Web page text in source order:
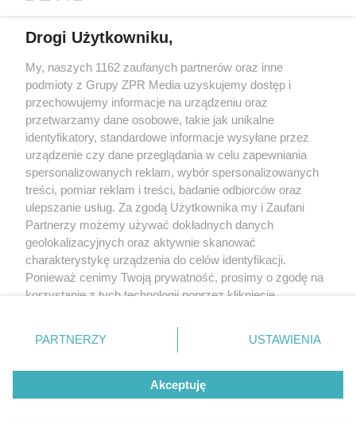
Żaden utwór zamieszczony w serwisie nie może być powielany i
rozpowszechniany lub dalej rozpowszechniany w jakikolwiek sposób (w
tym także elektroniczny lub mechaniczny) na jakimkolwiek polu
eksploatacji w jakiejkolwiek formie, włącznie z umieszczaniem w Internecie
bez pisemnej zgody właściciela praw. Jakiekolwiek użycie lub
wykorzystanie utworów w całości lub w części z naruszeniem prawa, tzn.
bez właściwej zgody, jest zabronione pod groźbą kary i może być ścigane
O nas
© 2026 Grupa ZPR Media
Drogi Użytkowniku,
My, naszych 1162 zaufanych partnerów oraz inne
podmioty z Grupy ZPR Media uzyskujemy dostęp i
przechowujemy informacje na urządzeniu oraz
przetwarzamy dane osobowe, takie jak unikalne
identyfikatory, standardowe informacje wysyłane przez
urządzenie czy dane przeglądania w celu zapewniania
spersonalizowanych reklam, wybór spersonalizowanych
treści, pomiar reklam i treści, badanie odbiorców oraz
ulepszanie usług. Za zgodą Użytkownika my i Zaufani
Partnerzy możemy używać dokładnych danych
geolokalizacyjnych oraz aktywnie skanować
charakterystykę urządzenia do celów identyfikacji.
Ponieważ cenimy Twoją prywatność, prosimy o zgodę na
korzystanie z tych technologii poprzez kliknięcie
zmienić/wycofać klikając przycisk ustawień prywatności
znajdujący się w lewym dolnym rogu strony
rodzaje przetwarzania danych nie wymagają zgody
użytkownika, ale masz prawo sprzeciwić się takiemu
przetwarzaniu. Preferencje będą miały zastosowanie tylko
PARTNERZY USTAWIENIA
Akceptuję